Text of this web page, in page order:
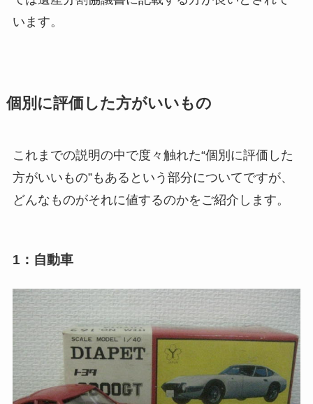
います。
個別に評価した方がいいもの
これまでの説明の中で度々触れた“個別に評価した
方がいいもの”もあるという部分についてですが、
どんなものがそれに値するのかをご紹介します。
1：自動車